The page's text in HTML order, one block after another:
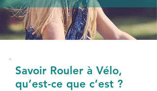
Savoir Rouler à Vélo,
qu’est-ce que c’est ?